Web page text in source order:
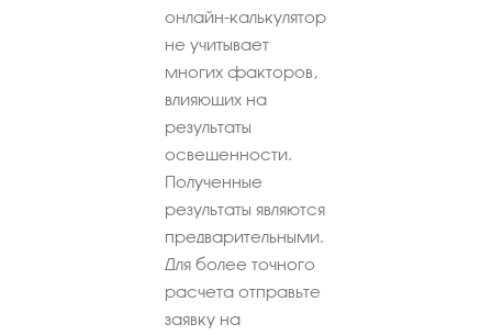
онлайн-калькулятор
не учитывает
многих факторов,
влияющих на
результаты
освещенности.
Полученные
результаты являются
предварительными.
Для более точного
расчета отправьте
заявку на